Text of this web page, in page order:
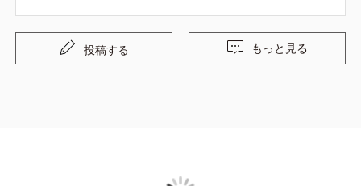
投稿する もっと見る